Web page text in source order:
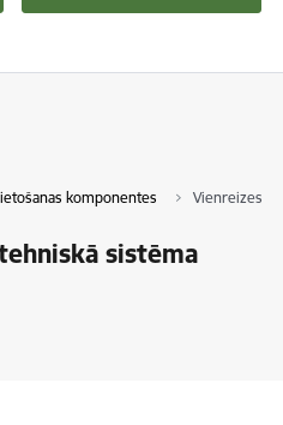
komponentes Vienreizes
sistēma